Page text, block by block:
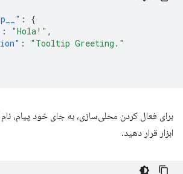
:
{
: "Hola!" ,
:
"Tooltip Greeting."
برای فعال کردن محلی‌سازی، به جای خود پیام، نام
ابزار قرار دهید.